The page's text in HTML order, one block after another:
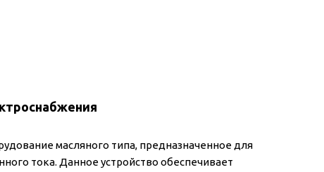
масляного типа, предназначенное для
тока. Данное устройство обеспечивает